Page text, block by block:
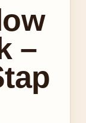
–